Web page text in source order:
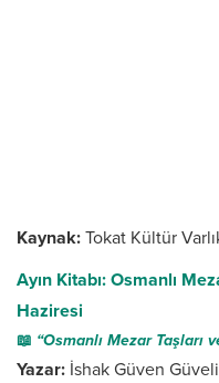
Kaynak: Tokat Kültür
Ayın Kitabı: Osmanlı
Haziresi
📖 “Osmanlı Mezar Taşları
Yazar: İshak Güven